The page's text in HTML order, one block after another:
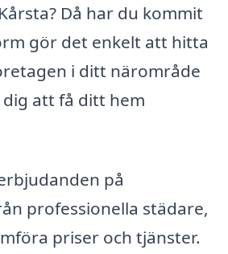
Då har du kommit
gör det enkelt att hitta
i ditt närområde
att få ditt hem
på
professionella städare,
priser och tjänster.